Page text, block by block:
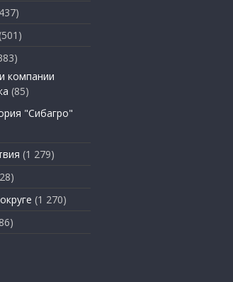
(501)
компании
(85)
"Сибагро"
(1 279)
(1 270)